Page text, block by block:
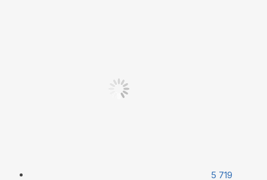
5 719